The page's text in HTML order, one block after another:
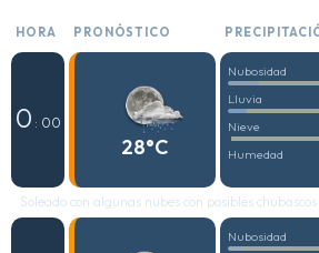
HORA PRONÓSTICO
0 : 00
28°C
Nubosidad
Lluvia
Nieve
Humedad
Soleado con algunas nubes con posibles
Nubosidad